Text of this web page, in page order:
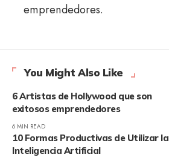
emprendedores.
You Might Also Like
6 Artistas de Hollywood que son
exitosos emprendedores
6 MIN READ
10 Formas Productivas de Utilizar la
Inteligencia Artificial